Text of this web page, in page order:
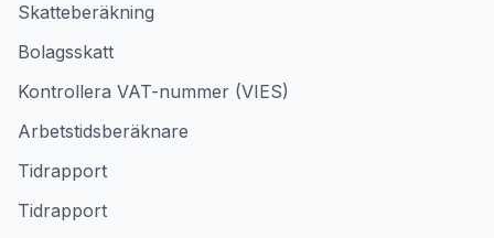
Skatteberäkning
Bolagsskatt
Kontrollera VAT-nummer (VIES)
Arbetstidsberäknare
Tidrapport
Tidrapport